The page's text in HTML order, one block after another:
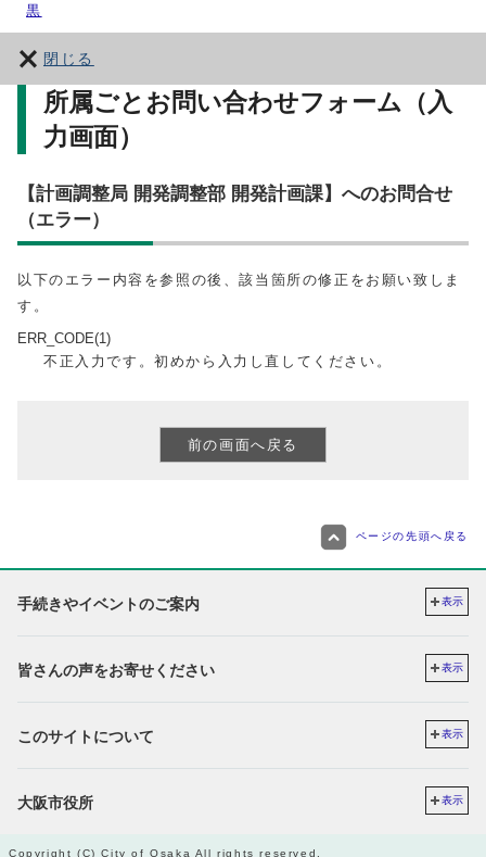
黒
閉じる
所属ごとお問い合わせフォーム（入
力画面）
【計画調整局 開発調整部 開発計画課】へのお問合せ
（エラー）
以下のエラー内容を参照の後、該当箇所の修正をお願い致しま
す。
ERR_CODE(1)
不正入力です。初めから入力し直してください。
ページの先頭へ戻る
手続きやイベントのご案内 表示
皆さんの声をお寄せください 表示
このサイトについて 表示
大阪市役所 表示
Copyright (C) City of Osaka All rights reserved.